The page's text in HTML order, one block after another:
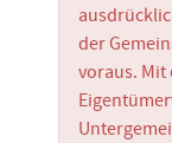
der
voraus. Mit